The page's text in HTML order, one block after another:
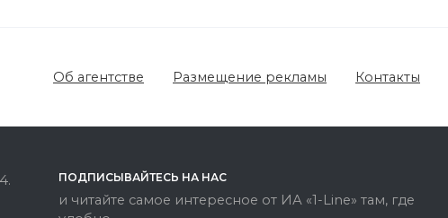
Об агентстве Размещение рекламы Контакты
ПОДПИСЫВАЙТЕСЬ НА НАС
и читайте самое интересное от ИА «1-Line» там, где